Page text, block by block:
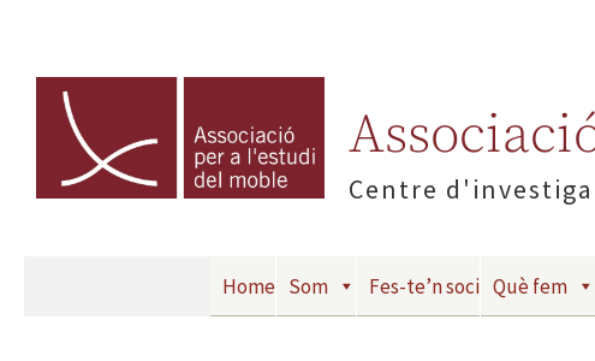
Centre
Home Som Fes-te’n soci Què fem